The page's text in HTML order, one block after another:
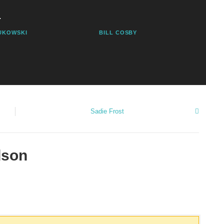
BILL COSBY
Sadie Frost